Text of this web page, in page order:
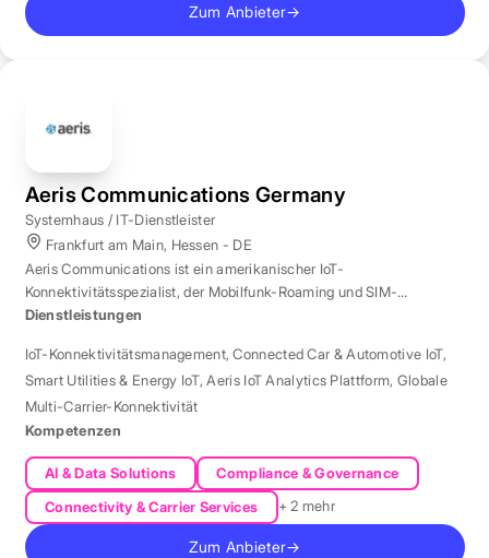
Zum Anbieter→
Aeris Communications Germany
Systemhaus / IT-Dienstleister
Frankfurt am Main, Hessen - DE
Aeris Communications ist ein amerikanischer IoT-
Konnektivitätsspezialist, der Mobilfunk-Roaming und SIM-
Management in über 190 Ländern verwaltet.
Dienstleistungen
IoT-Konnektivitätsmanagement,Connected Car & Automotive IoT,
Smart Utilities & Energy IoT,Aeris IoT Analytics Plattform, Globale
Multi-Carrier-Konnektivität
Kompetenzen
AI & Data Solutions
Compliance & Governance
Connectivity & Carrier Services
+ 2 mehr
Zum Anbieter→